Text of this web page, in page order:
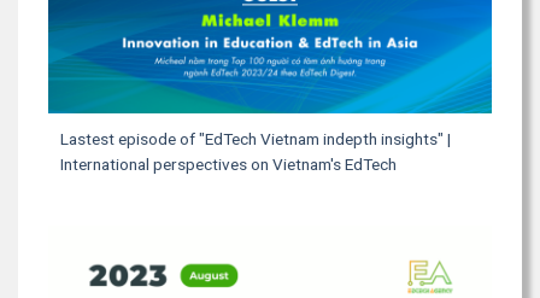
Lastest episode of "EdTech Vietnam indepth insights" |
International perspectives on Vietnam's EdTech